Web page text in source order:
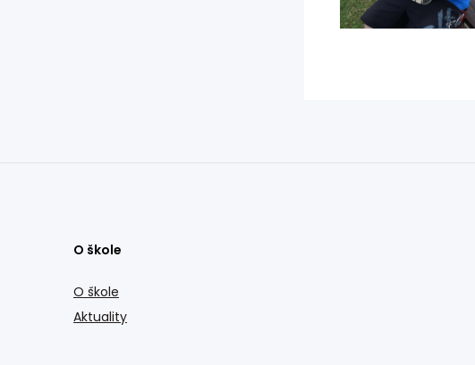
O škole
O škole
Aktuality